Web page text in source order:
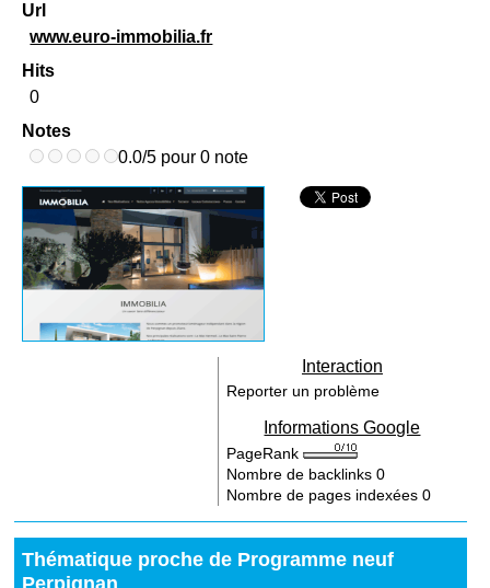
Url
www.euro-immobilia.fr
Hits
0
Notes
0.0/5 pour 0 note
Interaction
Reporter un problème
Informations Google
PageRank
Nombre de backlinks0
Nombre de pages indexées0
Thématique proche de Programme neuf
Perpignan